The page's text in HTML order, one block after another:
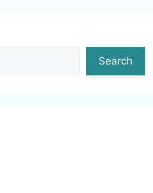
Search